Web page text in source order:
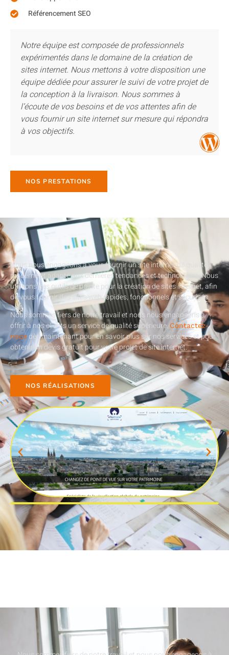
Référencement SEO
Notre équipe est composée de professionnels
expérimentés dans le domaine de la création de
sites internet. Nous mettons à votre disposition une
équipe dédiée pour assurer le suivi de votre projet de
la conception à la livraison. Nous sommes à
l’écoute de vos besoins et de vos attentes afin de
vous fournir un site internet sur mesure qui répondra
à vos objectifs.
NOS PRESTATIONS
Nous nous engageons à vous fournir un site internet de qualité,
moderne et adapté aux dernières tendances et technologies. Nous
utilisons des outils de pointe pour la création de sites internet, afin
de vous fournir des sites web rapides, fonctionnels et sécurisés.
Nous sommes fiers de notre travail et nous nous engageons à
offrir à nos clients un service de qualité supérieure. Contactez-
nousdès maintenant pour en savoir plus sur nos services et pour
obtenir un devis gratuit pour votre projet de site internet.
NOS RÉALISATIONS